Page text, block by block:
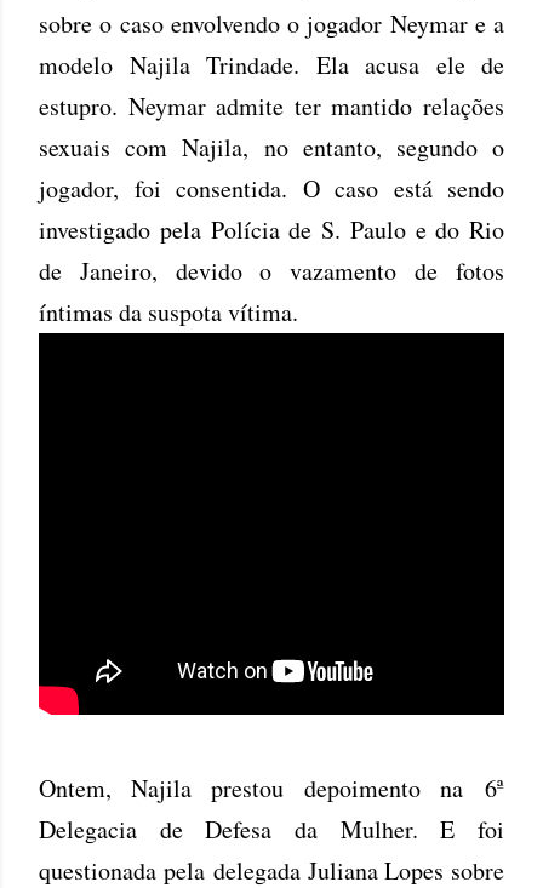
sobre o caso envolvendo o jogador Neymar e a
modelo Najila Trindade. Ela acusa ele de
estupro. Neymar admite ter mantido relações
sexuais com Najila, no entanto, segundo o
jogador, foi consentida. O caso está sendo
investigado pela Polícia de S. Paulo e do Rio
de Janeiro, devido o vazamento de fotos
íntimas da suspota vítima.
Ontem, Najila prestou depoimento na 6ª
Delegacia de Defesa da Mulher. E foi
questionada pela delegada Juliana Lopes sobre